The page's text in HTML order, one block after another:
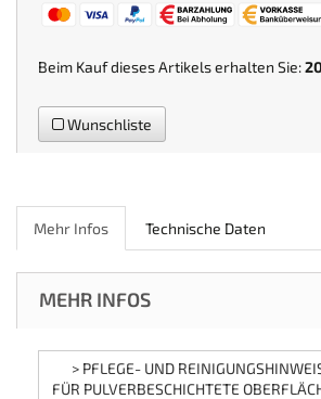
Beim Kauf dieses Artikels erhalten Sie:
Wunschliste
Mehr Infos Technische Daten
MEHR INFOS
> PFLEGE- UND
FÜR PULVERBESCHICHTETE